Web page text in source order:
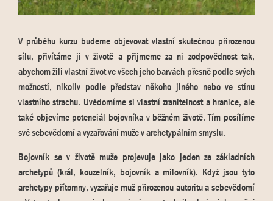
V průběhu kurzu budeme objevovat vlastní skutečnou přirozenou
sílu, přivítáme ji v životě a přijmeme za ni zodpovědnost tak,
abychom žili vlastní život ve všech jeho barvách přesně podle svých
možností, nikoliv podle představ někoho jiného nebo ve stínu
vlastního strachu. Uvědomíme si vlastní zranitelnost a hranice, ale
také objevíme potenciál bojovníka v běžném životě. Tím posílíme
své sebevědomí a vyzařování muže v archetypálním smyslu.
Bojovník se v životě muže projevuje jako jeden ze základních
archetypů (král, kouzelník, bojovník a milovník). Když jsou tyto
archetypy přítomny, vyzařuje muž přirozenou autoritu a sebevědomí